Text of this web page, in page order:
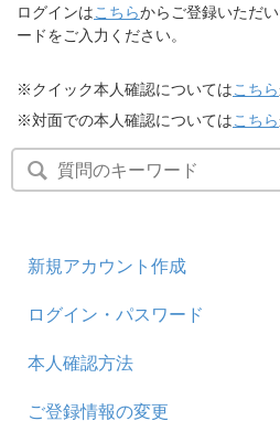
ログインはこちらからご登録いただ
ードをご入力ください。
※クイック本人確認についてはこちら
※対面での本人確認についてはこちら
新規アカウント作成
ログイン・パスワード
本人確認方法
ご登録情報の変更